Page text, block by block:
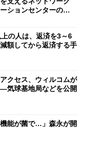
ションセンターの仕
の人は、返済を3～6
額してから返済する手
クセス、ウィルコムが
気球基地局などを公開
機能が菌で…」森永が開